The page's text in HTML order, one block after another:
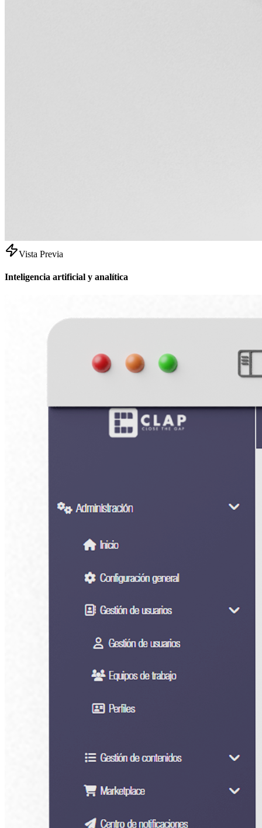
Vista Previa
Inteligencia artificial y analítica